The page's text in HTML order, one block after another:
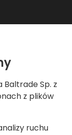
Baltrade Sp. z
z plików
ruchu